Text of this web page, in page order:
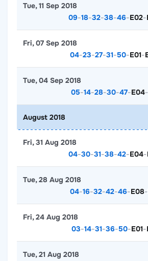
09-18-32-38-46-E02-
Tue, 11 Sep 2018
04-23-27-31-50-E01-
Fri, 07 Sep 2018
05-14-28-30-47-E04-
Tue, 04 Sep 2018
August 2018
04-30-31-38-42-E04-
Fri, 31 Aug 2018
04-16-32-42-46-E08-
Tue, 28 Aug 2018
03-14-31-36-50-E01-
Fri, 24 Aug 2018
Tue, 21 Aug 2018